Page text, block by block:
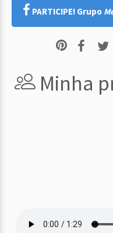
PARTICIPE! Grupo
Minha